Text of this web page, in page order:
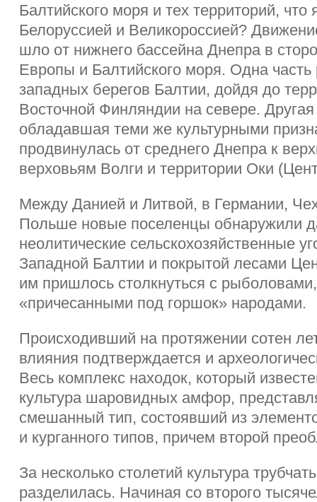
Балтийского моря и тех территорий, что
Белоруссией и Великороссией?
шло от нижнего бассейна Днепра в
Европы и Балтийского моря. Одна часть
западных берегов Балтии, дойдя до
Восточной Финляндии на севере. Другая
обладавшая теми же культурными
продвинулась от среднего Днепра к
верховьям Волги и территории Оки
Между Данией и Литвой, в Германии,
Польше новые поселенцы обнаружили
неолитические сельскохозяйственные
Западной Балтии и покрытой лесами
им пришлось столкнуться с
«причесанными под горшок» народами.
Происходивший на протяжении сотен
влияния подтверждается и
Весь комплекс находок, который
культура шаровидных амфор,
смешанный тип, состоявший из
и курганного типов, причем второй
За несколько столетий культура
разделилась. Начиная со второго